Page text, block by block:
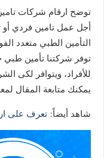
توضح ارقام شركات
أجل عمل تامين فردي
التأمين الطبي متعدد
توفر شركتنا تأمين
للأفراد، ويتوافر لكى
يمكنك متابعة المقال
شاهد أيضاً:تعرف على